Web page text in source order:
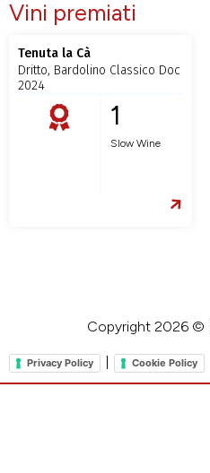
Vini premiati
Tenuta la Cà
Dritto, Bardolino Classico Doc
2024
1
Slow Wine
Copyright 2026 ©
Privacy Policy Cookie Policy